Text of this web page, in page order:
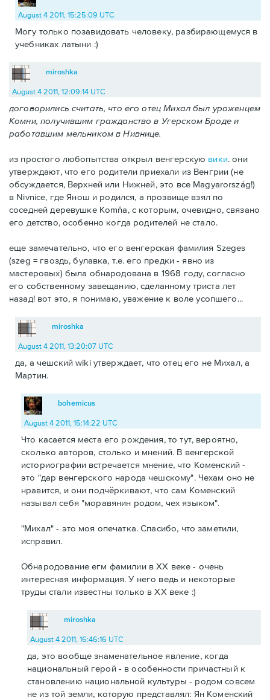
August 4 2011, 15:25:09 UTC
Могу только позавидовать человеку, разбирающемуся в
учебниках латыни :)
miroshka
August 4 2011, 12:09:14 UTC
договорились считать, что его отец Михал был уроженцем
Комни, получившим гражданство в Угерском Броде и
работавшим мельником в Нивнице.
из простого любопытства открыл венгерскую вики. они
утверждают, что его родители приехали из Венгрии (не
обсуждается, Верхней или Нижней, это все Magyarország!)
в Nivnice, где Янош и родился, а прозвище взял по
соседней деревушке Komňa, с которым, очевидно, связано
его детство, особенно когда родителей не стало.
еще замечательно, что его венгерская фамилия Szeges
(szeg = гвоздь, булавка, т.е. его предки - явно из
мастеровых) была обнародована в 1968 году, согласно
его собственному завещанию, сделанному триста лет
назад! вот это, я понимаю, уважение к воле усопшего...
miroshka
August 4 2011, 13:20:07 UTC
да, а чешский wiki утверждает, что отец его не Михал, а
Мартин.
bohemicus
August 4 2011, 15:14:22 UTC
Что касается места его рождения, то тут, вероятно,
сколько авторов, столько и мнений. В венгерской
историографии встречается мнение, что Коменский -
это "дар венгерского народа чешскому". Чехам оно не
нравится, и они подчёркивают, что сам Коменский
называл себя "моравянин родом, чех языком".
"Михал" - это моя опечатка. Спасибо, что заметили,
исправил.
Обнародование егм фамилии в ХХ веке - очень
интересная информация. У него ведь и некоторые
труды стали известны только в ХХ веке :)
miroshka
August 4 2011, 16:46:16 UTC
да, это вообще знаменательное явление, когда
национальный герой - в особенности причастный к
становлению национальной культуры - родом совсем
не из той земли, которую представлял: Ян Коменский